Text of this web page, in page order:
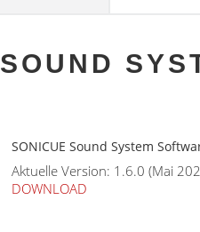
SOUND
SONICUE Sound System
Aktuelle Version: 1.6.0 (Mai
DOWNLOAD